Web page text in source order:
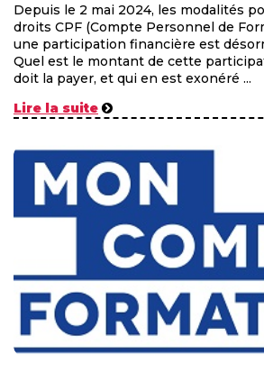
Depuis le 2 mai 2024, les modalités
droits CPF (Compte Personnel de
une participation financière est
Quel est le montant de cette
doit la payer, et qui en est exonéré ...
Lire la suite